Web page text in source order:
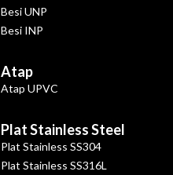
Besi UNP
Besi INP
Atap
Atap UPVC
Plat Stainless Steel
Plat Stainless SS304
Plat Stainless SS316L